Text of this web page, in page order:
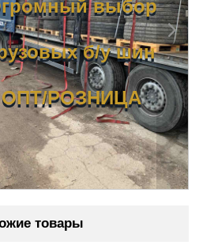
выбор
б/у шин
ОПТ/РОЗНИЦА
товары